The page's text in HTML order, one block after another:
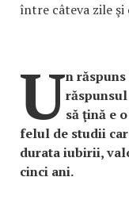
între câteva zile şi
Un
răspunsul
să ţină e
felul de studii
durata iubirii,
cinci ani.